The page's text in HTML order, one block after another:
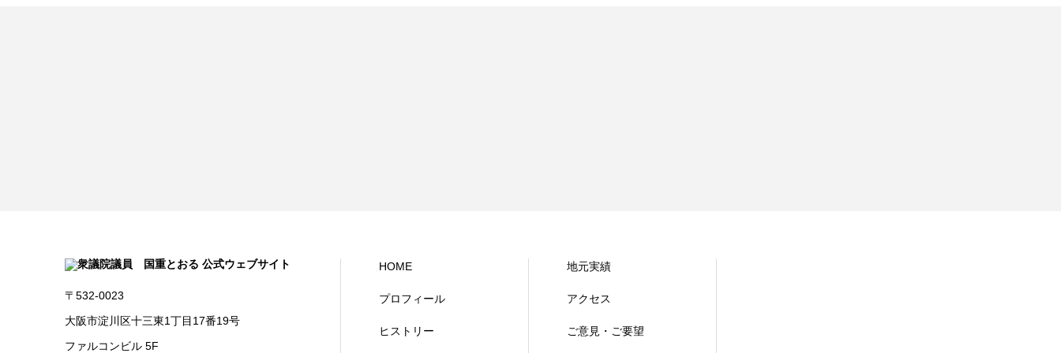
〒532-0023
大阪市淀川区十三東1丁目17番19号
ファルコンビル 5F
HOME
プロフィール
ヒストリー
地元実績
アクセス
ご意見・ご要望